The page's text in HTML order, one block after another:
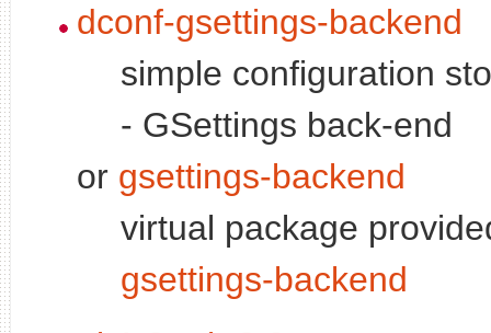
dconf-gsettings-backend
simple configuration
- GSettings back-end
or gsettings-backend
virtual package
gsettings-backend